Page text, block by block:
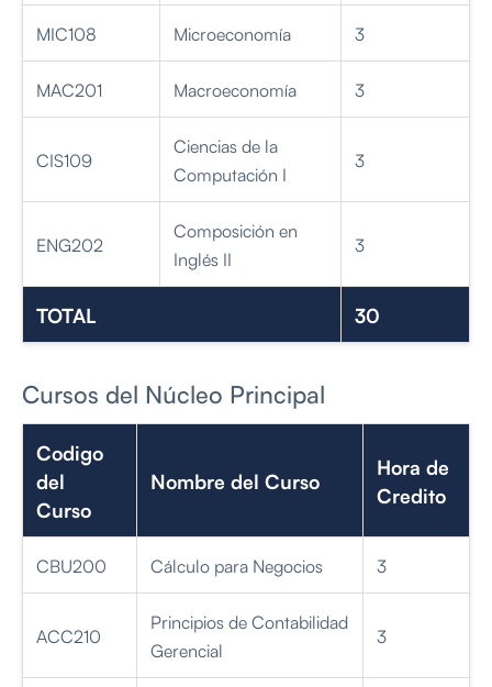
MIC108 Microeconomía 3
MAC201 Macroeconomía 3
CIS109
Ciencias de la
Computación I
3
ENG202
Composición en
Inglés II
3
TOTAL 30
Cursos del Núcleo Principal
Codigo
del
Curso
Nombre del Curso
Hora de
Credito
CBU200 Cálculo para Negocios 3
ACC210
Principios de Contabilidad
Gerencial
3